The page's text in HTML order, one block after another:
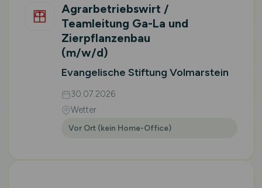
Agrarbetriebswirt /
Teamleitung Ga-La und
Zierpflanzenbau
(m/w/d)
Evangelische Stiftung Volmarstein
30.07.2026
Wetter
Vor Ort (kein Home-Office)